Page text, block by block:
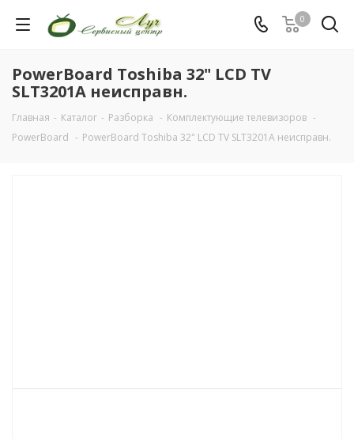
0
PowerBoard Toshiba 32" LCD TV
SLT3201A неисправн.
Главная - Каталог - Разборка - Комплектующие телевизоров -
PowerBoard - PowerBoard Toshiba 32" LCD TV SLT3201A неисправн.